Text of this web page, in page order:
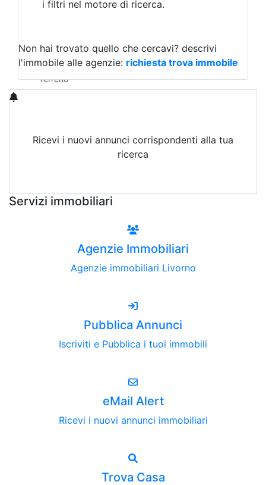
Magazzini
Qualsiasi
Terreno edificabile
Terreno
i filtri nel motore di ricerca.
Non hai trovato quello che cercavi? descrivi
l'immobile alle agenzie: richiesta trova immobile
Ricevi i nuovi annunci corrispondenti alla tua
ricerca
Servizi immobiliari
Agenzie Immobiliari
Agenzie immobiliari Livorno
Pubblica Annunci
Iscriviti e Pubblica i tuoi immobili
eMail Alert
Ricevi i nuovi annunci immobiliari
Trova Casa